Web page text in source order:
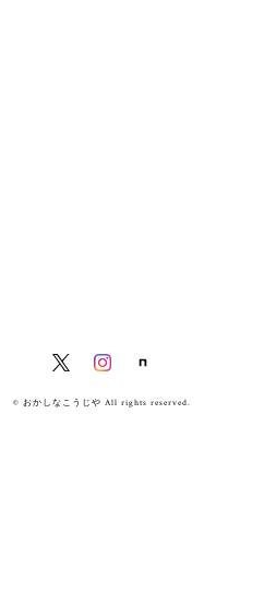
© おかしなこうじや All rights reserved.